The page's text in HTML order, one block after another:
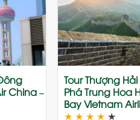
China –
Tour Thượng
Phá Trung Hoa
Bay Vietnam
★ ★ ★ ★ ★